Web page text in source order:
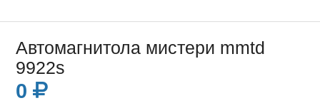
Автомагнитола мистери mmtd
9922s
0